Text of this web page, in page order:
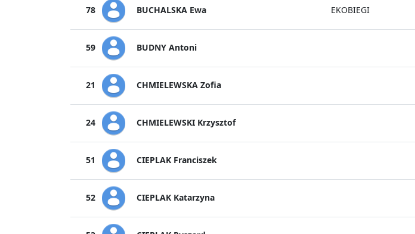
78 BUCHALSKA Ewa EKOBIEGI
59 BUDNY Antoni
21 CHMIELEWSKA Zofia
24 CHMIELEWSKI Krzysztof
51 CIEPLAK Franciszek
52 CIEPLAK Katarzyna